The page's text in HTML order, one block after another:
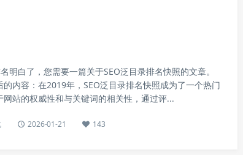
明白了，您需要一篇关于SEO泛目录排名快照的文章。
内容：在2019年，SEO泛目录排名快照成为了一个热门
站的权威性和与关键词的相关性，通过评...
2026-01-21 143